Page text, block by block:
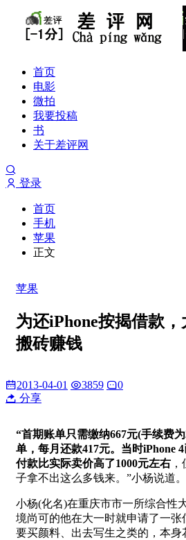
首页
电影
微拍
我要投稿
书
关于差评网
登录
首页
手机
苹果
正文
苹果
为还iPhone按揭借款
搬砖赚钱
2013-04-01 3859
0
分享
“首期账单只需缴纳667元(手续费
单，每月还款417元。当时iPhone
付款比实际卖价高了1000元左右
子拿不出这么多钱来。”小杨说道。
小杨(化名)在重庆市市一所综合性
境尚可的他在大一时就申请了一张
要买颜料、出去写生之类的，本